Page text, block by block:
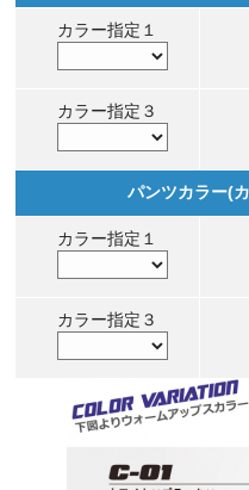
カラー指定１
カラー指定３
パンツカラー(
カラー指定１
カラー指定３